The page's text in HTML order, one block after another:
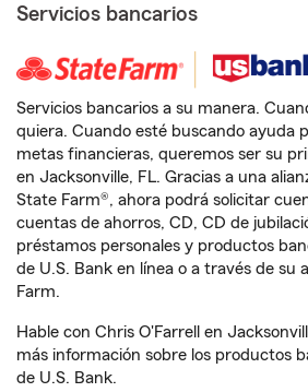
Servicios bancarios
Servicios bancarios a su manera.
quiera. Cuando esté buscando ayuda
metas financieras, queremos ser su
en Jacksonville, FL. Gracias a una
State Farm®, ahora podrá solicitar
cuentas de ahorros, CD, CD de
préstamos personales y productos
de U.S. Bank en línea o a través de su
Farm.
Hable con Chris O'Farrell en
más información sobre los productos
de U.S. Bank.